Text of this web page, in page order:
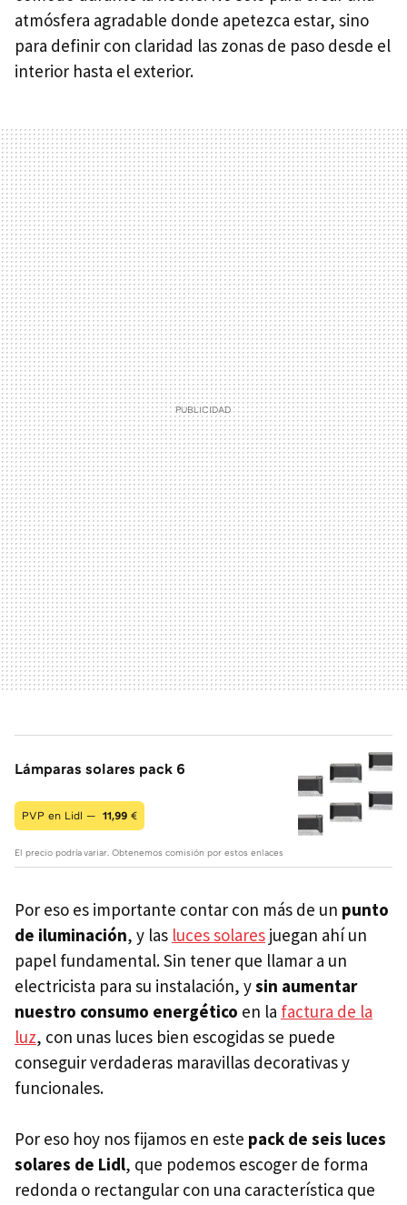
atmósfera agradable donde apetezca estar, sino
para definir con claridad las zonas de paso desde el
interior hasta el exterior.
Lámparas solares pack 6
PVP en Lidl — 11,99 €
El precio podría variar. Obtenemos comisión por estos enlaces
Por eso es importante contar con más de un punto
de iluminación, y las luces solares juegan ahí un
papel fundamental. Sin tener que llamar a un
electricista para su instalación, ysin aumentar
nuestro consumo energético en la factura de la
luz, con unas luces bien escogidas se puede
conseguir verdaderas maravillas decorativas y
funcionales.
Por eso hoy nos fijamos en este pack de seis luces
solares de Lidl, que podemos escoger de forma
redonda o rectangular con una característica que